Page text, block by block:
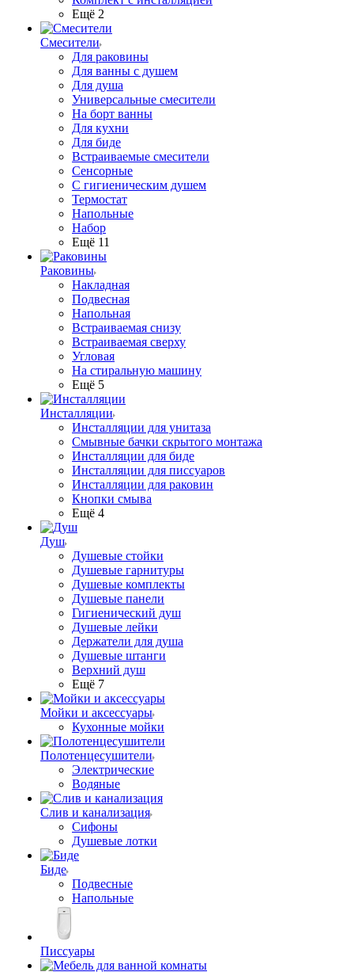
Ещё 2
Смесители
Для раковины
Для ванны с душем
Для душа
Универсальные смесители
На борт ванны
Для кухни
Для биде
Встраиваемые смесители
Сенсорные
С гигиеническим душем
Термостат
Напольные
Набор
Ещё 11
Раковины
Накладная
Подвесная
Напольная
Встраиваемая снизу
Встраиваемая сверху
Угловая
На стиральную машину
Ещё 5
Инсталляции
Инсталляции для унитаза
Смывные бачки скрытого монтажа
Инсталляции для биде
Инсталляции для писсуаров
Инсталляции для раковин
Кнопки смыва
Ещё 4
Душ
Душевые стойки
Душевые гарнитуры
Душевые комплекты
Душевые панели
Гигиенический душ
Душевые лейки
Держатели для душа
Душевые штанги
Верхний душ
Ещё 7
Мойки и аксессуары
Кухонные мойки
Полотенцесушители
Электрические
Водяные
Слив и канализация
Сифоны
Душевые лотки
Биде
Подвесные
Напольные
Писсуары